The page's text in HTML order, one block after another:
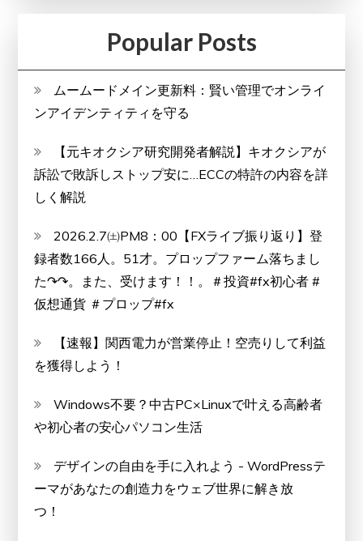
Popular Posts
ムームードメイン更新料：賢い管理でオンライ
ンアイデンティティを守る
【元キオクシア研究開発者解説】キオクシアが
訴訟で敗訴しストップ安に…ECCの特許の内容を詳
しく解説
2026.2.7㈯PM8：00【FXライブ振り返り】登
録者数166人。51才。プロップファーム落ちまし
た↷↷。また、受けます！！。＃投資#fx初心者 #
仮想通貨 ＃プロップ#fx
【速報】関西電力が営業停止！空売りして利益
を獲得しよう！
Windows不要？中古PC×Linuxで叶える高齢者
や初心者の安心パソコン生活
デザインの自由を手に入れよう - WordPressテ
ーマがあなたの創造力をウェブ世界に解き放
つ！